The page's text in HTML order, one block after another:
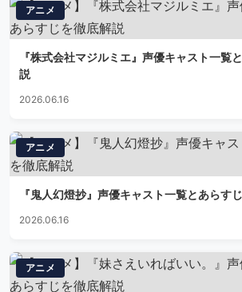
アニメ
『株式会社マジルミエ』声優キャスト一覧
説
2026.06.16
アニメ
『鬼人幻燈抄』声優キャスト一覧とあらす
2026.06.16
アニメ